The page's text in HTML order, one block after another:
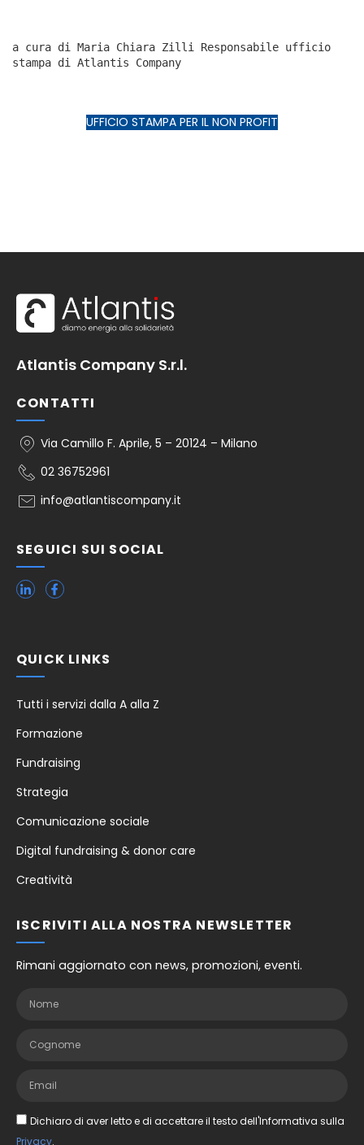
a cura di Maria Chiara Zilli Responsabile ufficio
stampa di Atlantis Company
UFFICIO STAMPA PER IL NON PROFIT
Atlantis Company S.r.l.
CONTATTI
Via Camillo F. Aprile, 5 – 20124 – Milano
02 36752961
info@atlantiscompany.it
SEGUICI SUI SOCIAL
QUICK LINKS
Tutti i servizi dalla A alla Z
Formazione
Fundraising
Strategia
Comunicazione sociale
Digital fundraising & donor care
Creatività
ISCRIVITI ALLA NOSTRA NEWSLETTER
Rimani aggiornato con news, promozioni, eventi.
Dichiaro di aver letto e di accettare il testo dell'Informativa sulla
Privacy